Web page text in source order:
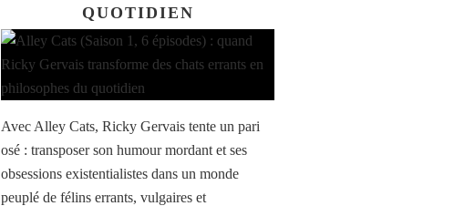
QUOTIDIEN
Avec Alley Cats, Ricky Gervais tente un pari
osé : transposer son humour mordant et ses
obsessions existentialistes dans un monde
peuplé de félins errants, vulgaires et